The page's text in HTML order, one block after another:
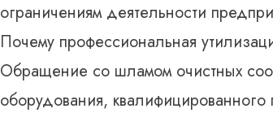
ограничениям деятельности
Почему профессиональная
Обращение со шламом очистных
оборудования,